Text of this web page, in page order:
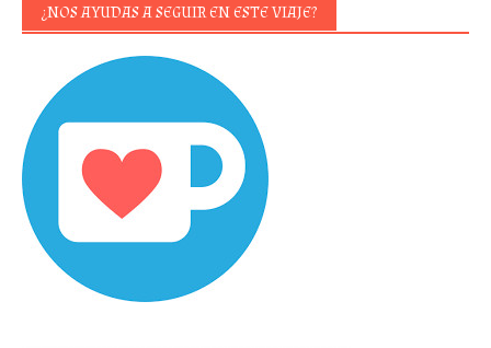
¿NOS AYUDAS A SEGUIR EN ESTE VIAJE?